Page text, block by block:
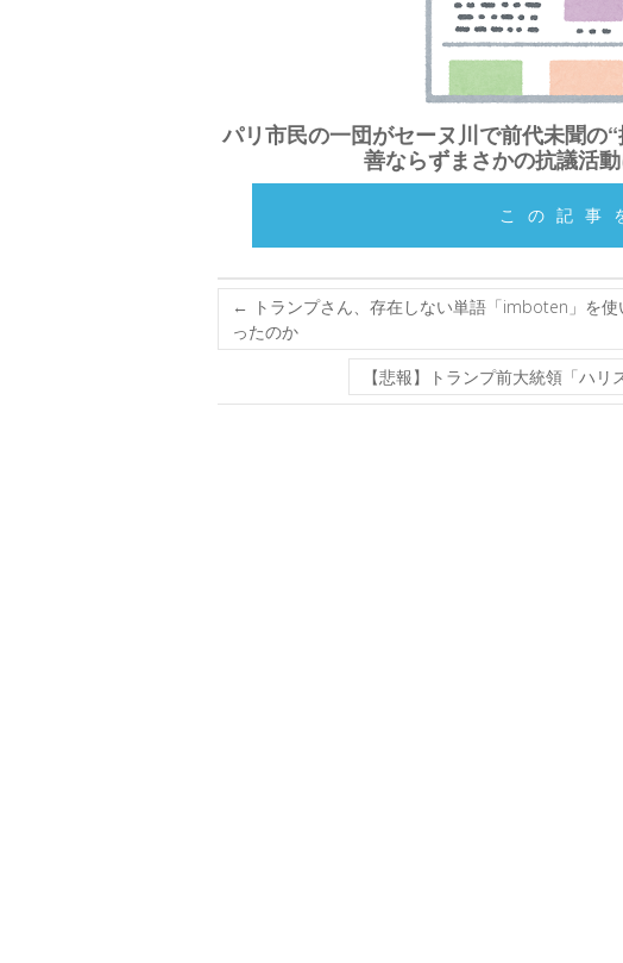
パリ市民の一団がセーヌ川で前代未聞の
善ならずまさかの抗議活
この記事
←
トランプさん、存在しない単語「imboten」を
ったのか
【悲報】トランプ前大統領「ハ